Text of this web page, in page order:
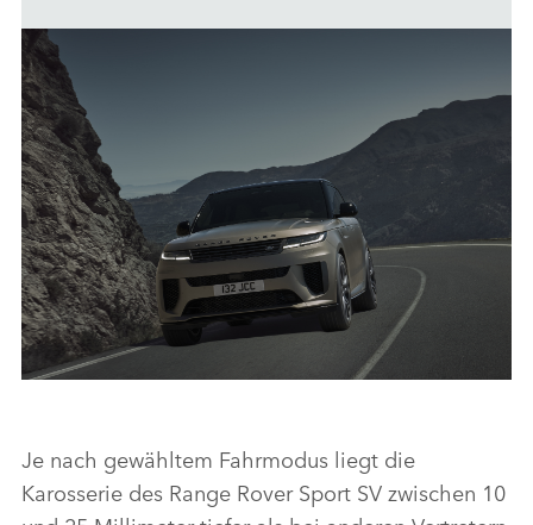
nach WLTP* (jeweils max. komb.): P635 AWD
4,4 Liter V8 Twin-Turbobenziner 467 kW (635
PS) 12,5 l/100 km; 282 g/km††
Je nach gewähltem Fahrmodus liegt die
Karosserie des Range Rover Sport SV zwischen 10